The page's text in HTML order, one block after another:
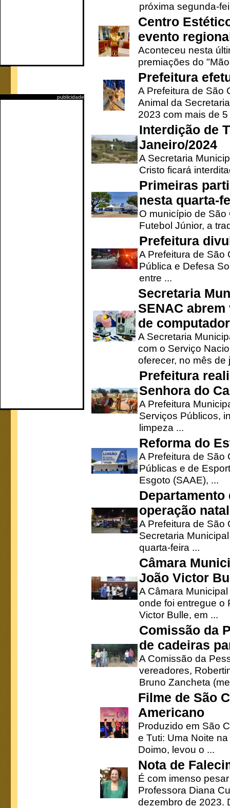
publicidade
próxima segunda-
Centro
evento
Aconteceu nesta
premiações do
Prefeitura
A Prefeitura de São
Animal da
2023 com mais de 5
Interdição de
Janeiro/2024
A Secretaria
Cristo ficará
Primeiras
nesta quarta-
O município de
Futebol Júnior, a
Prefeitura
A Prefeitura de São
Pública e Defesa
entre ...
Secretaria
SENAC
de
A Secretaria
com o Serviço
oferecer, no mês de
Prefeitura
Senhora do
A Prefeitura
Serviços Públicos,
limpeza ...
Reforma do
A Prefeitura de São
Públicas e de
Esgoto (SAAE), ...
operação
A Prefeitura de São
Secretaria
quarta-feira ...
Câmara
João Victor
A Câmara
onde foi entregue o
Victor Bulle, em ...
Comissão da
de cadeiras
A Comissão da
vereadores,
Bruno Zancheta
Filme de São
Americano
Produzido em São
e Tuti: Uma Noite
Doimo, levou o ...
Nota de
É com imenso
Professora Diana
dezembro de 2023.